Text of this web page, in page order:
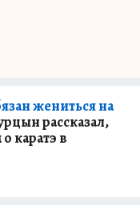
жениться на
рассказал,
каратэ в